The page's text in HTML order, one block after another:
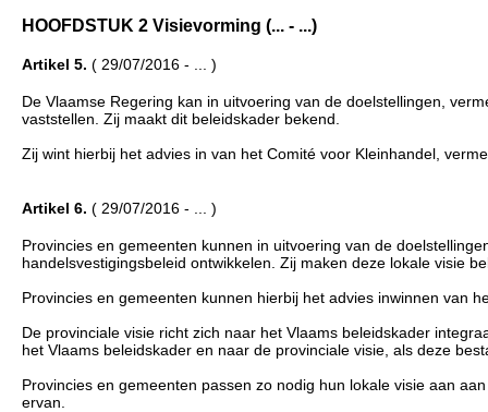
HOOFDSTUK 2 Visievorming (... - ...)
Artikel 5. ( 29/07/2016 - ... )
De Vlaamse Regering kan in uitvoering van de doelstellingen,
vaststellen. Zij maakt dit beleidskader bekend.
Zij wint hierbij het advies in van het Comité voor Kleinhandel,
Artikel 6. ( 29/07/2016 - ... )
Provincies en gemeenten kunnen in uitvoering van de
handelsvestigingsbeleid ontwikkelen. Zij maken deze lokale visie
Provincies en gemeenten kunnen hierbij het advies inwinnen van
De provinciale visie richt zich naar het Vlaams beleidskader
het Vlaams beleidskader en naar de provinciale visie, als deze
Provincies en gemeenten passen zo nodig hun lokale visie aan
ervan.